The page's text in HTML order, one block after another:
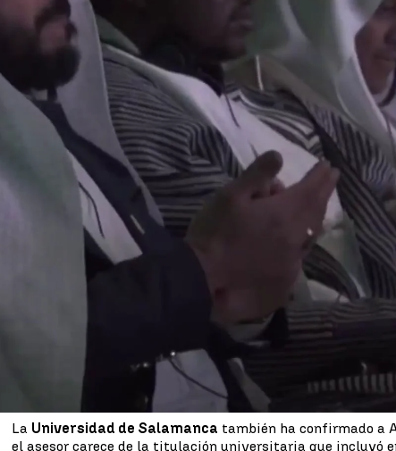
Silvia González
Publicado: 09 de febrero de 2023, 16:12
El Ayuntamiento de Salamanca ha denunciado al “
asesor
Internacionalización
”, responsable de organizar el
que iba a reunir a varios jeques, por un presunto
Asimismo, ha iniciado el procedimiento para reclamar las
El alcalde ha informado de que cobró 50.000 euros al año.
un comunicado, el consistorio ha dejado sin efecto el
firmado con la empresa.
La Universidad de Salamanca también ha confirmado a
el asesor carece de la titulación universitaria que incluyó